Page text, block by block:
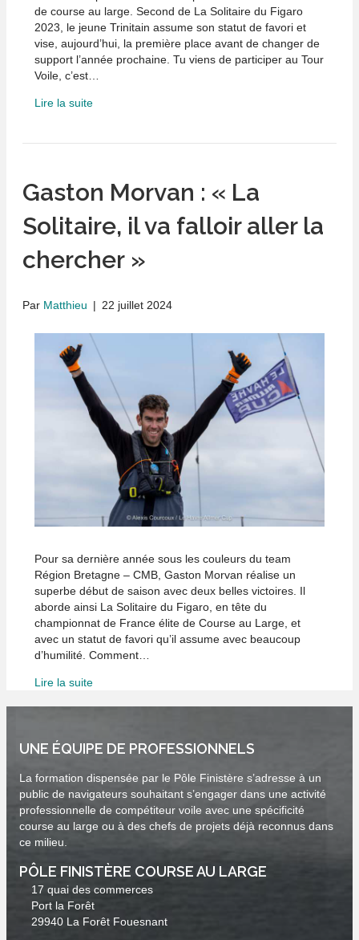
de course au large. Second de La Solitaire du Figaro
2023, le jeune Trinitain assume son statut de favori et
vise, aujourd’hui, la première place avant de changer de
support l’année prochaine. Tu viens de participer au Tour
Voile, c’est…
Lire la suite
Gaston Morvan : « La
Solitaire, il va falloir aller la
chercher »
Par Matthieu | 22 juillet 2024
Pour sa dernière année sous les couleurs du team
Région Bretagne – CMB, Gaston Morvan réalise un
superbe début de saison avec deux belles victoires. Il
aborde ainsi La Solitaire du Figaro, en tête du
championnat de France élite de Course au Large, et
avec un statut de favori qu’il assume avec beaucoup
d’humilité. Comment…
Lire la suite
UNE ÉQUIPE DE PROFESSIONNELS
La formation dispensée par le Pôle Finistère s’adresse à un
public de navigateurs souhaitant s’engager dans une activité
professionnelle de compétiteur voile avec une spécificité
course au large ou à des chefs de projets déjà reconnus dans
ce milieu.
PÔLE FINISTÈRE COURSE AU LARGE
17 quai des commerces
Port la Forêt
29940 La Forêt Fouesnant